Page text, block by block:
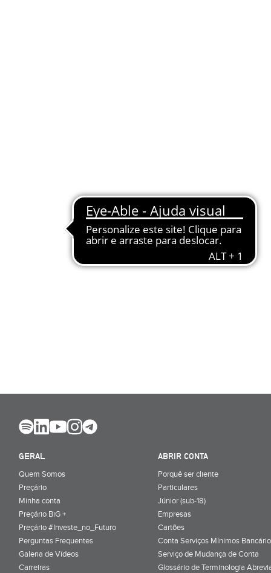
GERAL
Quem Somos
Preçário
Minha conta
Preçário BiG +
Preçário #Investe_no_Futuro
Perguntas Frequentes
Galeria de Vídeos
Carreiras
ABRIR CONTA
Porquê ser cliente
Particulares
Júnior (sub-18)
Empresas
Cartões
Conta Serviços Mínimos
Serviço de Mudança de Conta
Glossário de Terminologia